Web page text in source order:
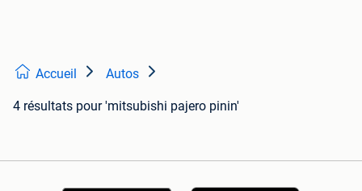
Accueil Autos
4 résultats pour 'mitsubishi pajero pinin'